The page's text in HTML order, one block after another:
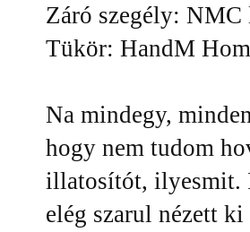
Záró szegély:
Tükör: HandM
Na mindegy,
hogy nem tudom
illatosítót, ilyesmit.
elég szarul nézett